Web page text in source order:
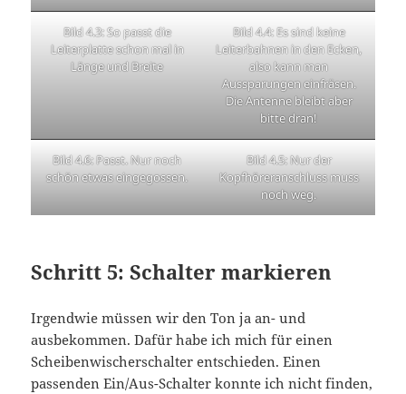
Bild 4.3: So passt die
Leiterplatte schon mal in
Länge und Breite
Bild 4.4: Es sind keine
Leiterbahnen in den Ecken,
also kann man
Aussparungen einfräsen.
Die Antenne bleibt aber
bitte dran!
Bild 4.6: Passt. Nur noch
schön etwas eingegossen.
Bild 4.5: Nur der
Kopfhöreranschluss muss
noch weg.
Schritt 5: Schalter markieren
Irgendwie müssen wir den Ton ja an- und
ausbekommen. Dafür habe ich mich für einen
Scheibenwischerschalter entschieden. Einen
passenden Ein/Aus-Schalter konnte ich nicht finden,